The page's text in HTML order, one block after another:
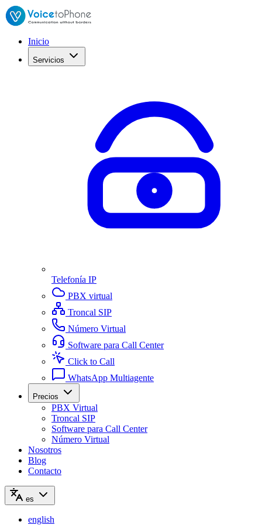
Inicio
Servicios
Telefonía IP
PBX virtual
Troncal SIP
Número Virtual
Software para Call Center
Click to Call
WhatsApp Multiagente
Precios
PBX Virtual
Troncal SIP
Software para Call Center
Número Virtual
Nosotros
Blog
Contacto
es
english